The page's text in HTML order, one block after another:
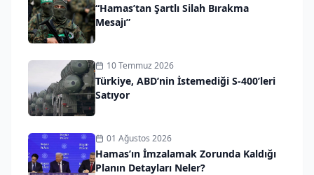
“Hamas’tan Şartlı Silah Bırakma
Mesajı”
10 Temmuz 2026
Türkiye, ABD’nin İstemediği S-400’leri
Satıyor
01 Ağustos 2026
Hamas’ın İmzalamak Zorunda Kaldığı
Planın Detayları Neler?